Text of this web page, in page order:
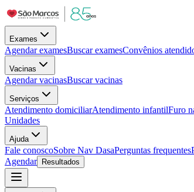
Exames
Agendar examesBuscar examesConvênios
Vacinas
Agendar vacinasBuscar vacinas
Serviços
Atendimento domiciliarAtendimento infantilFuro
Unidades
Ajuda
Fale conoscoSobre Nav DasaPerguntas frequentes
Agendar
Resultados